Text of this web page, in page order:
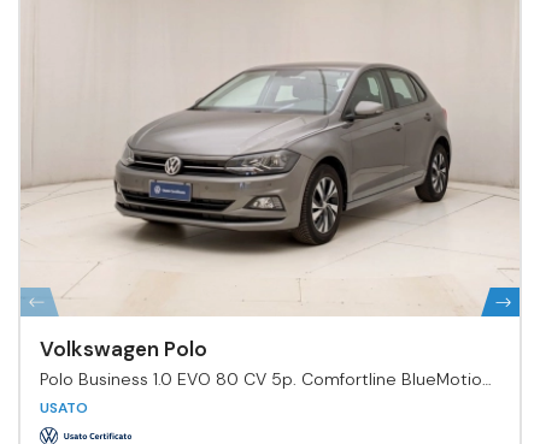
Volkswagen Polo
Polo Business 1.0 EVO 80 CV 5p. Comfortline BlueMotion
Tech.
USATO